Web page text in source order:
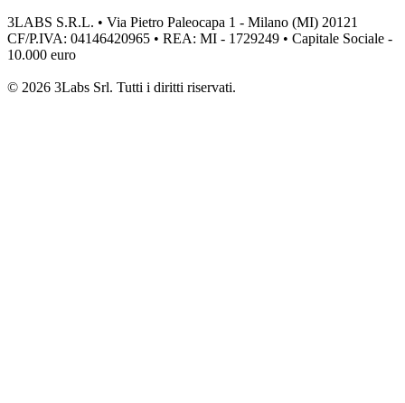
3LABS S.R.L. • Via Pietro Paleocapa 1 - Milano (MI) 20121
CF/P.IVA: 04146420965 • REA: MI - 1729249 • Capitale Sociale -
10.000 euro
© 2026 3Labs Srl. Tutti i diritti riservati.